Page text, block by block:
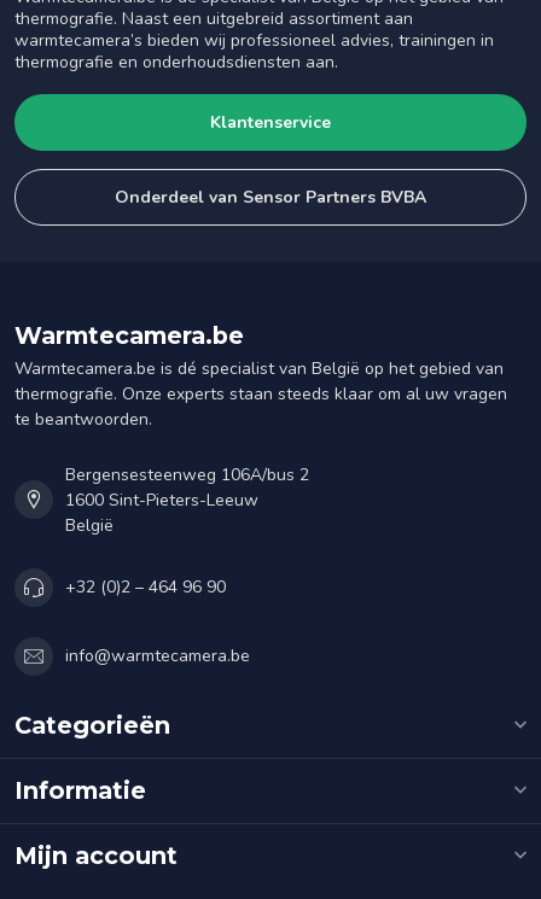
thermografie. Naast een uitgebreid assortiment aan
warmtecamera’s bieden wij professioneel advies, trainingen in
thermografie en onderhoudsdiensten aan.
Klantenservice
Onderdeel van Sensor Partners BVBA
Warmtecamera.be
Warmtecamera.be is dé specialist van België op het gebied van
thermografie. Onze experts staan steeds klaar om al uw vragen
te beantwoorden.
Bergensesteenweg 106A/bus 2
1600 Sint-Pieters-Leeuw
België
+32 (0)2 – 464 96 90
info@warmtecamera.be
Categorieën
Informatie
Mijn account